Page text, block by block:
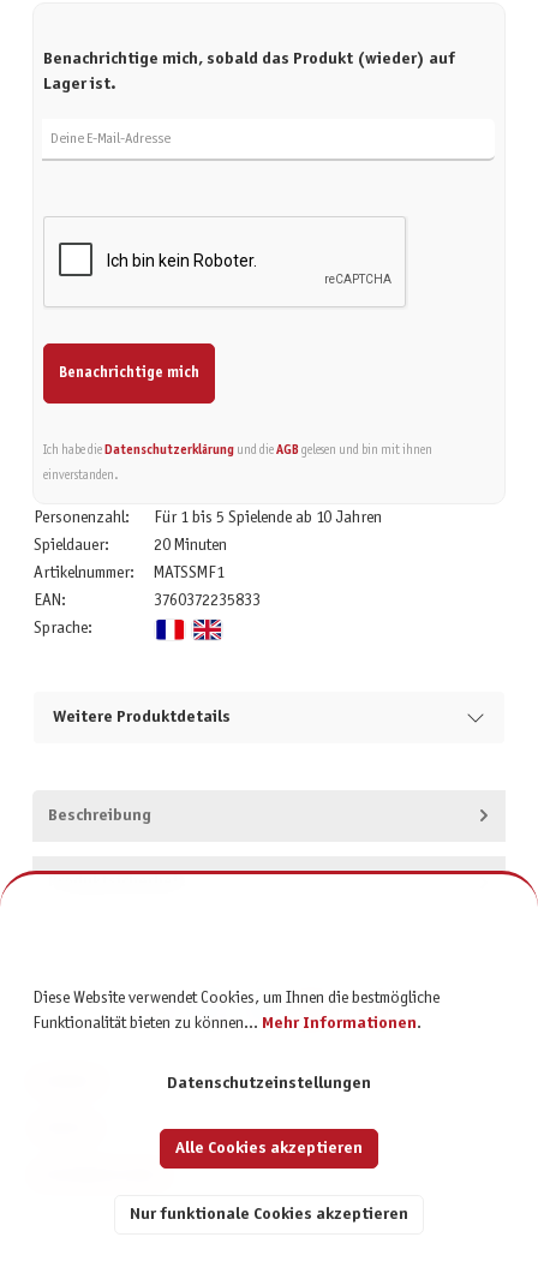
Benachrichtige mich, sobald das Produkt (wieder) auf
Lager ist.
Benachrichtige mich
Ich habe die Datenschutzerklärungund die AGBgelesen und bin mit ihnen
einverstanden.
Personenzahl:
Für 1 bis 5 Spielende ab 10 Jahren
Spieldauer:
20 Minuten
Artikelnummer:
MATSSMF1
EAN:
3760372235833
Sprache:
Weitere Produktdetails
Beschreibung
Diese Website verwendet Cookies, um Ihnen die bestmögliche
Funktionalität bieten zu können... Mehr Informationen.
Datenschutzeinstellungen
Nur funktionale Cookies akzeptieren
Alle Cookies akzeptieren